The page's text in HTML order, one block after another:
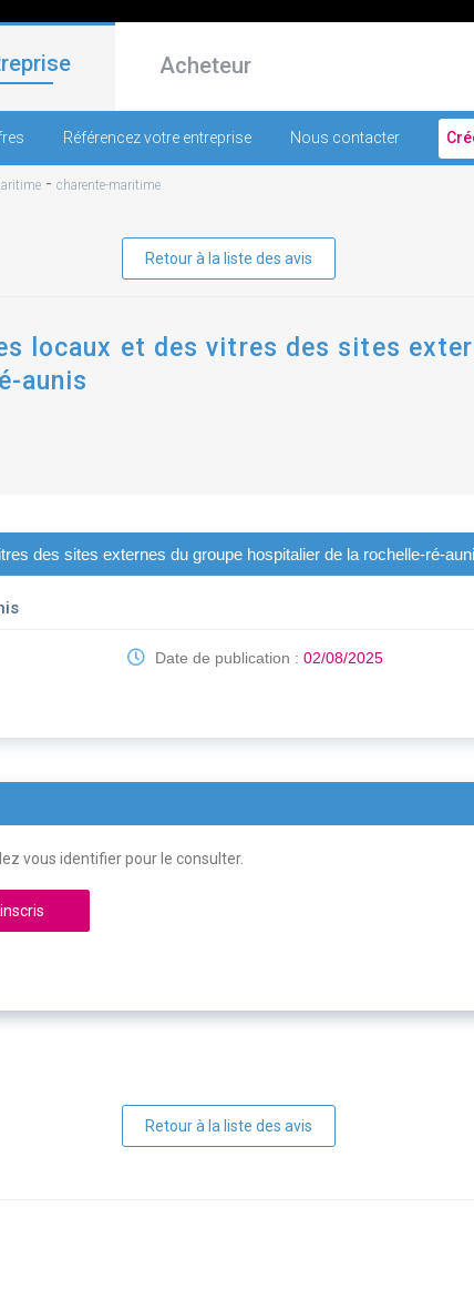
Acheteur
Référencez votre entreprise Nous contacter
- charente-maritime
Retour à la liste des avis
locaux et des vitres des sites
aunis
des sites externes du groupe hospitalier de la rochelle-ré-
Date de publication :02/08/2025
vous identifier pour le consulter.
Retour à la liste des avis